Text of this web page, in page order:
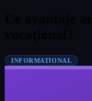
INFORMATIONAL